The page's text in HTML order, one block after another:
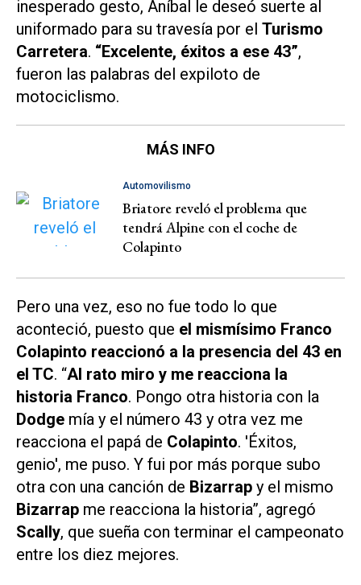
inesperado gesto, Aníbal le deseó suerte al
uniformado para su travesía por el Turismo
Carretera. “Excelente, éxitos a ese 43”,
fueron las palabras del expiloto de
motociclismo.
MÁS INFO
Automovilismo
Briatore reveló el problema que
tendrá Alpine con el coche de
Colapinto
Pero una vez, eso no fue todo lo que
aconteció, puesto que el mismísimo Franco
Colapinto reaccionó a la presencia del 43 en
el TC. “Al rato miro y me reacciona la
historia Franco. Pongo otra historia con la
Dodge mía y el número 43 y otra vez me
reacciona el papá de Colapinto. 'Éxitos,
genio', me puso. Y fui por más porque subo
otra con una canción de Bizarrap y el mismo
Bizarrap me reacciona la historia”, agregó
Scally, que sueña con terminar el campeonato
entre los diez mejores.